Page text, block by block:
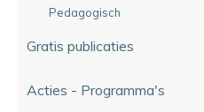
Pedagogisch
Gratis publicaties
Acties - Programma's